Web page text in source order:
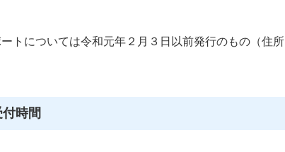
については令和元年２月３日以前発行のもの（住所
時間